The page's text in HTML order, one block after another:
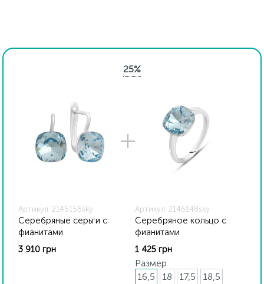
Украины, на всех изделиях стоит соответствующая
прилагаются бирка с указанием всех
особенностей цветопередачи экрана
25%
Артикул: 2146155sky
Серебряные серьги с
фианитами
3 910 грн
Артикул: 2146148sky
Серебряное кольцо с
фианитами
1 425 грн
Размер
16,5
18 17,5
18,5